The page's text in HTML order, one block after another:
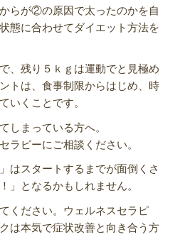
らが②の原因で太ったのかを自
態に合わせてダイエット方法を
、残り５ｋｇは運動でと見極め
トは、食事制限からはじめ、時
いくことです。
しまっている方へ。
ラピーにご相談ください。
はスタートするまでが面倒くさ
」となるかもしれません。
ください。ウェルネスセラピ
は本気で症状改善と向き合う方